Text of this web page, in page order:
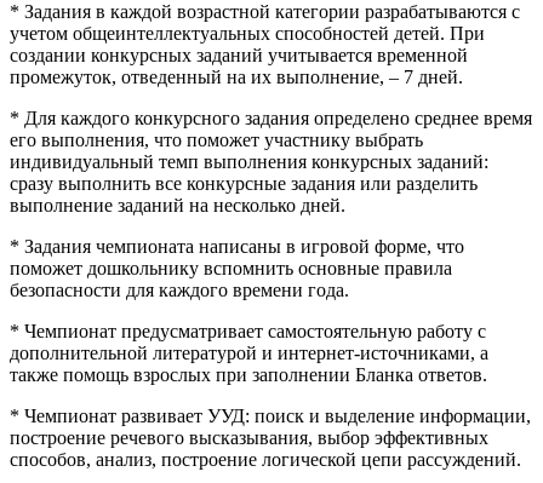
* Задания в каждой возрастной категории разрабатываются с
учетом общеинтеллектуальных способностей детей. При
создании конкурсных заданий учитывается временной
промежуток, отведенный на их выполнение, – 7 дней.
* Для каждого конкурсного задания определено среднее время
его выполнения, что поможет участнику выбрать
индивидуальный темп выполнения конкурсных заданий:
сразу выполнить все конкурсные задания или разделить
выполнение заданий на несколько дней.
* Задания чемпионата написаны в игровой форме, что
поможет дошкольнику вспомнить основные правила
безопасности для каждого времени года.
* Чемпионат предусматривает самостоятельную работу с
дополнительной литературой и интернет-источниками, а
также помощь взрослых при заполнении Бланка ответов.
* Чемпионат развивает УУД: поиск и выделение информации,
построение речевого высказывания, выбор эффективных
способов, анализ, построение логической цепи рассуждений.